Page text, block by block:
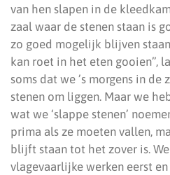
van hen slapen in de
zaal waar de stenen staan is
zo goed mogelijk blijven
kan roet in het eten gooien”,
soms dat we ’s morgens in de
stenen om liggen. Maar we
wat we ‘slappe stenen’
prima als ze moeten vallen,
blijft staan tot het zover is.
vlagevaarlijke werken eerst